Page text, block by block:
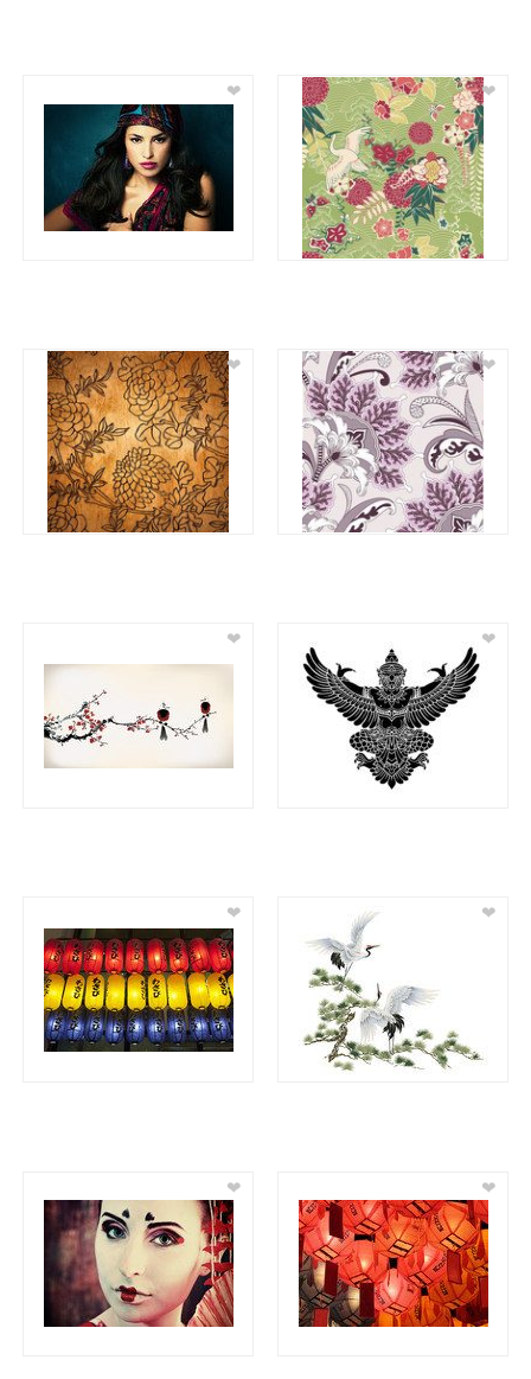
❤ ❤
❤ ❤
❤ ❤
❤ ❤
❤ ❤